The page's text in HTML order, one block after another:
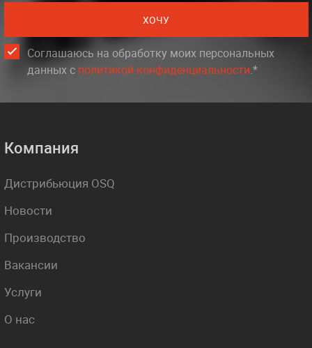
ХОЧУ
Соглашаюсь на обработку моих персональных
данных c политикой конфиденциальности.*
Компания
Дистрибьюция OSQ
Новости
Производство
Вакансии
Услуги
О нас